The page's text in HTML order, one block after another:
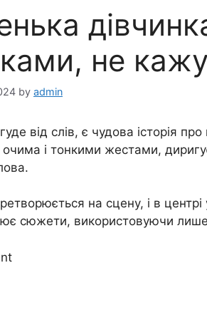
не
by admin
від слів, є чудова історія
і тонкими жестами,
на сцену, і в
сюжети, використовуючи лише